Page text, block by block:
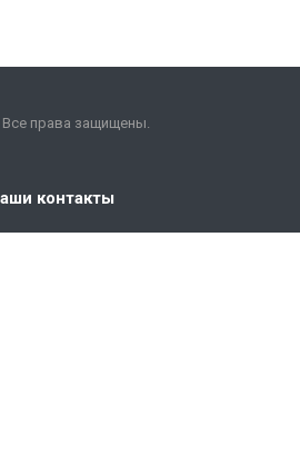
права защищены.
контакты